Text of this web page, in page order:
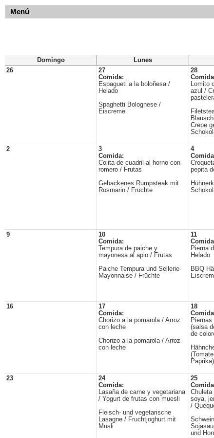
Menú
Domingo Lunes
26
27
Comida:
Espagueti a la boloñesa /
Helado
Spaghetti Bolognese /
Eiscreme
28
Lomito
azul /
Crepe
2
3
Comida:
Colita de cuadril al horno con
romero / Frutas
Gebackenes Rumpsteak mit
Rosmarin / Früchte
4
pepita
9
10
Comida:
Tempura de paiche y
mayonesa al apio / Frutas
Paiche Tempura und Sellerie-
Mayonnaise / Früchte
11
Pierna
Helado
BBQ
16
17
Comida:
Chorizo a la pomarola / Arroz
con leche
Chorizo a la pomarola / Arroz
con leche
18
(salsa
de
23
24
Comida:
Lasaña de carne y vegetariana
/ Yogurt de frutas con muesli
Fleisch- und vegetarische
Lasagne / Fruchtjoghurt mit
Müsli
25
Chuleta
soya,
/
und